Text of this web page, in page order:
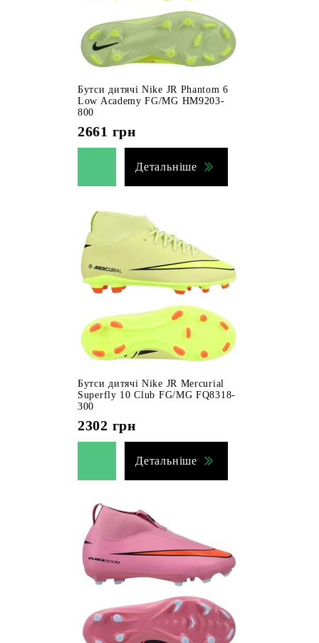
Бутси дитячі Nike JR Phantom 6
Low Academy FG/MG HM9203-
800
2661 грн
Детальніше
Бутси дитячі Nike JR Mercurial
Superfly 10 Club FG/MG FQ8318-
300
2302 грн
Детальніше